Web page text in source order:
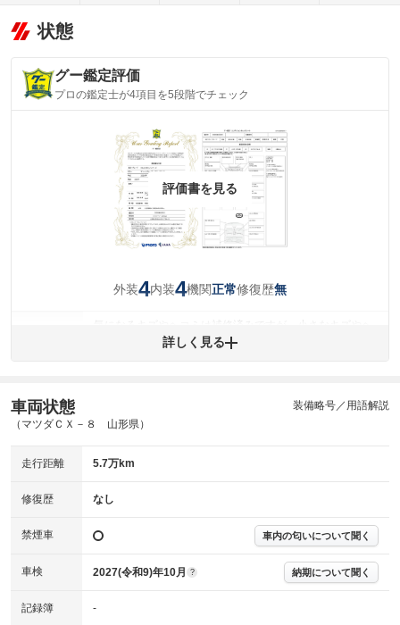
状態
グー鑑定評価
プロの鑑定士が4項目を5段階でチェック
評価書を見る
外装4内装4機関正常修復歴無
コミが残っています。
(内装状態)
機関 主要機関に不具合はありません。
修復歴 詳細は鑑定書をご確認ください。
※グー鑑定は保証サービスではございません。購入時は必ず現車をご確認
※実際にお渡しするコンディションチェックシートにつきましては、形式
※グー鑑定の評価はあくまでも記載している鑑定日の鑑定結果となりま
す。車両情報等の詳細は各販売店へお問い合わせ下さい。
詳しく見る
車両状態
（マツダＣＸ－８ 山形県）
装備略号／用語解説
走行距離 5.7万km
修復歴 なし
禁煙車 車内の匂いについて聞く
車検 2027(令和9)年10月 ? 納期について聞く
記録簿 -